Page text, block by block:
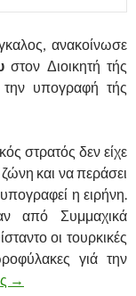
ανακοίνωσε
στον Διοικητή τής
την υπογραφή τής
στρατός δεν είχε
και να περάσει
η ειρήνη.
από Συμμαχικά
οι τουρκικές
γιά την
ΑΠΟ ΤΗΝ
→